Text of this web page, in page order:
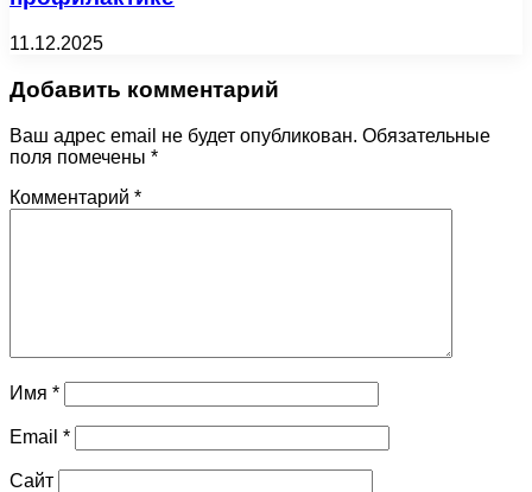
11.12.2025
Добавить комментарий
Ваш адрес email не будет опубликован. Обязательные
поля помечены *
Комментарий *
Имя *
Email *
Сайт